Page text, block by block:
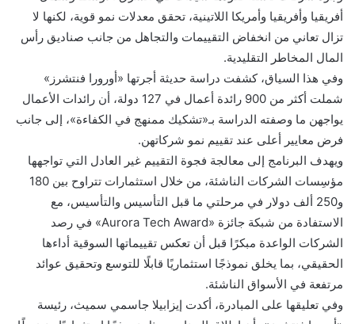
أفريقيا وأفريقيا وأمريكا اللاتينية، تحقق معدلات نمو قوية، لكنها لا
تزال تعاني من انخفاض التقييمات والتجاهل من جانب صناديق رأس
المال المخاطر التقليدية.
وفي هذا السياق، كشفت دراسة حديثة أجرتها «أورورا فنتشرز»
شملت أكثر من 900 رائدة أعمال في 127 دولة، أن رائدات الأعمال
يواجهن ما وصفته الدراسة بـ«تشكيك ممنهج في الكفاءة»، إلى جانب
فرض معايير أعلى عند تقييم نمو شركاتهن.
ويهدف البرنامج إلى معالجة فجوة التقييم غير العادل التي تواجهها
مؤسِسات الشركات الناشئة، من خلال استثمارات تتراوح بين 180
و250 ألف دولار في مرحلتي ما قبل التأسيس والتأسيس، مع
الاستفادة من شبكة جائزة «Aurora Tech Award» في رصد
الشركات الواعدة مبكرًا قبل أن تعكس تقييماتها السوقية أداءها
الحقيقي، بما يخلق نموذجًا استثماريًا قابلًا للتوسع وتحقيق عوائد
مرتفعة في الأسواق الناشئة.
وفي تعليقها على المبادرة، أكدت إيزابيلا جاسمي سميث، رئيسة